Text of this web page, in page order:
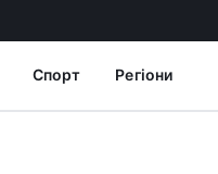
Спорт Регіони